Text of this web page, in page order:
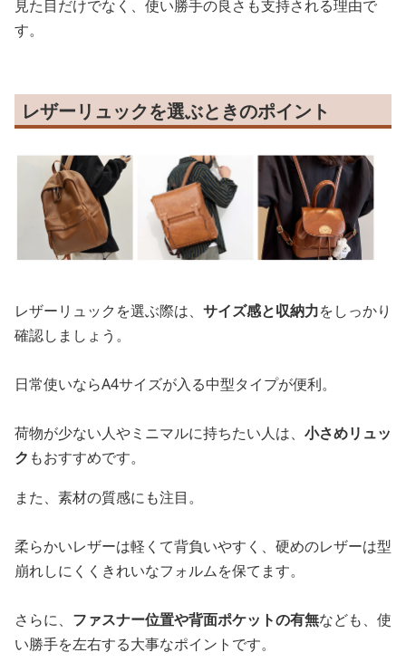
見た目だけでなく、使い勝手の良さも支持される理由で
す。
レザーリュックを選ぶときのポイント
レザーリュックを選ぶ際は、 サイズ感と収納力をしっかり
確認しましょう。
日常使いならA4サイズが入る中型タイプが便利。
荷物が少ない人やミニマルに持ちたい人は、 小さめリュッ
ク もおすすめです。
また、素材の質感にも注目。
柔らかいレザーは軽くて背負いやすく、硬めのレザーは型
崩れしにくくきれいなフォルムを保てます。
さらに、 ファスナー位置や背面ポケットの有無なども、使
い勝手を左右する大事なポイントです。